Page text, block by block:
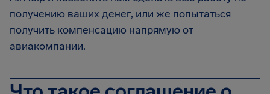
получению ваших денег, или же попытаться
получить компенсацию напрямую от
авиакомпании.